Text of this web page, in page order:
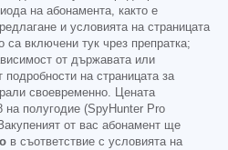
на абонамента, както е
и условията на страницата
са включени тук чрез препратка;
от държавата или
на страницата за
своевременно. Цената
на полугодие (SpyHunter Pro
от вас абонамент ще
в съответствие с условията на